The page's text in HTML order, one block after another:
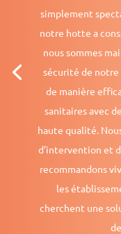
simplement
notre hotte a
nous sommes
sécurité de notre
de manière
sanitaires avec
haute qualité.
d’intervention et
recommandons
les
cherchent une